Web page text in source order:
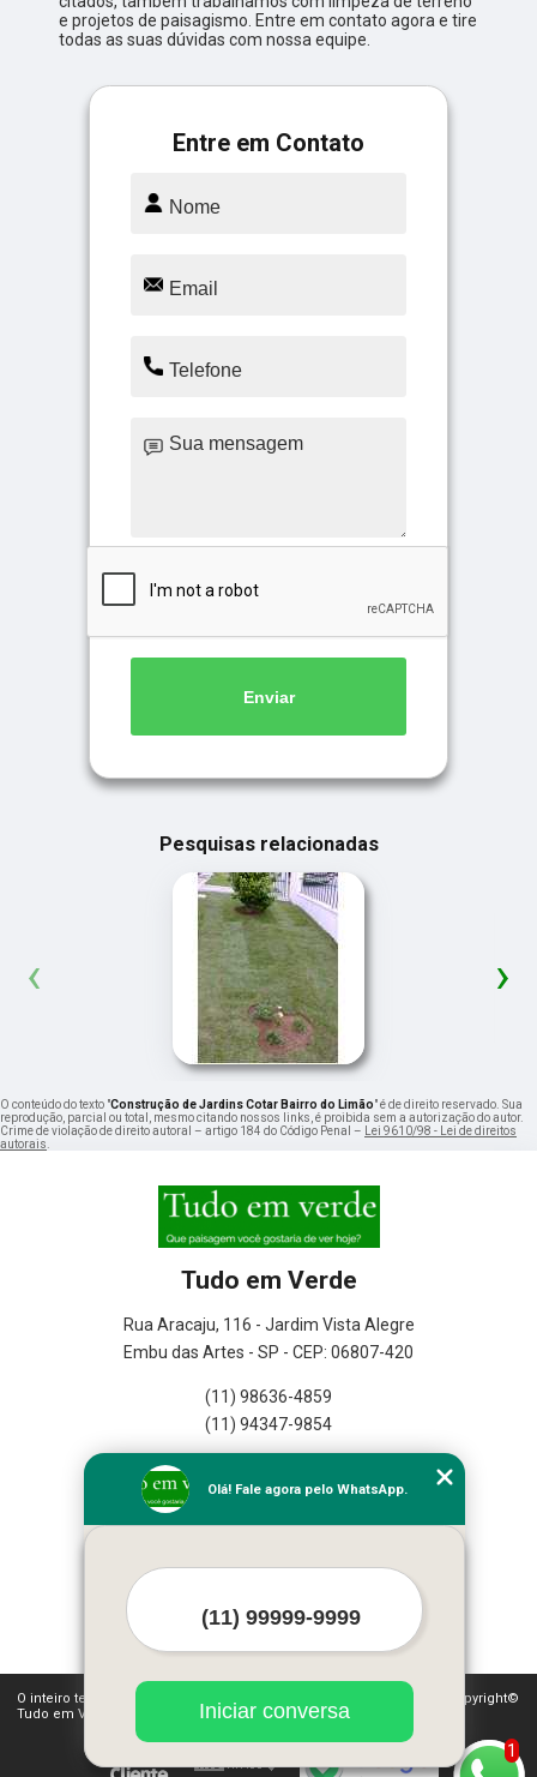
e projetos de paisagismo. Entre em contato agora e tire
todas as suas dúvidas com nossa equipe.
Entre em Contato
Enviar
Pesquisas relacionadas
‹ ›
O conteúdo do texto "Construção de Jardins Cotar Bairro do Limão" é de direito reservado. Sua
reprodução, parcial ou total, mesmo citando nossos links, é proibida sem a autorização do autor.
Crime de violação de direito autoral – artigo 184 do Código Penal – Lei 9610/98 - Lei de direitos
autorais.
Tudo em Verde
Rua Aracaju, 116 - Jardim Vista Alegre
Embu das Artes - SP - CEP: 06807-420
(11) 98636-4859
(11) 94347-9854
Empresa
Missão
Mapa do site
Mais Serviços
O inteiro teor deste site está sujeito à proteção de direitos autorais. Copyright©
Tudo em Verde (Lei 9610 de 19/02/1998)
1
Olá! Fale agora pelo WhatsApp.
Iniciar conversa